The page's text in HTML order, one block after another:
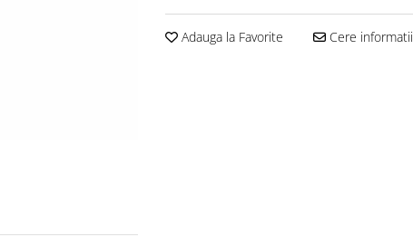
Adauga la Favorite Cere informatii